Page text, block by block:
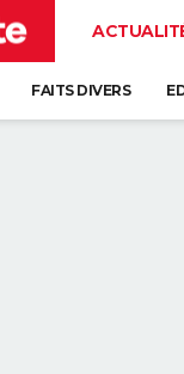
FAITS DIVERS